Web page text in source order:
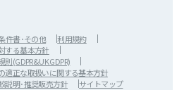
件書･その他
利用規約
する基本方針
(GDPR&UK GDPR)
適正な取扱いに関する基本方針
説明･推奨販売方針
サイトマップ